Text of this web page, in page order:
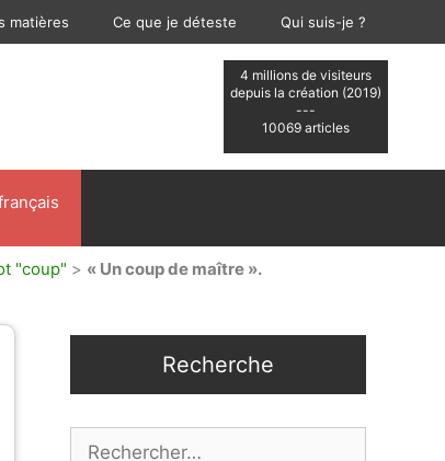
matières Ce que je déteste Qui suis-je ?
4 millions de visiteurs
depuis la création (2019)
---
10069 articles
"coup" > « Un coup de maître ».
Recherche